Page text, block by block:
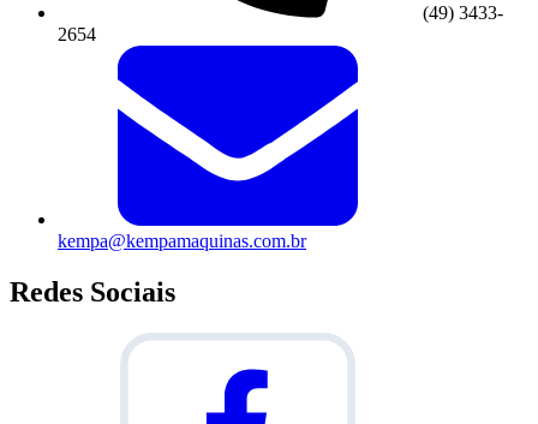
(49) 3433-
2654
kempa@kempamaquinas.com.br
Redes Sociais